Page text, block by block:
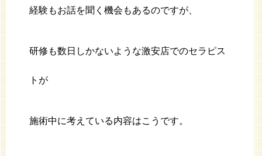
経験もお話を聞く機会もあるのですが、
研修も数日しかないような激安店でのセラピス
トが
施術中に考えている内容はこうです。